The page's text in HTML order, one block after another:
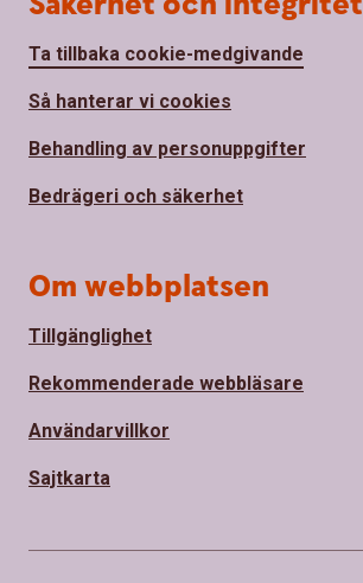
Ta tillbaka cookie-medgivande
Så hanterar vi cookies
Behandling av personuppgifter
Bedrägeri och säkerhet
Om webbplatsen
Tillgänglighet
Rekommenderade webbläsare
Användarvillkor
Sajtkarta